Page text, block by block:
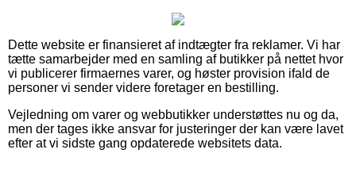
Dette website er finansieret af indtægter fra reklamer. Vi har
tætte samarbejder med en samling af butikker på nettet hvor
vi publicerer firmaernes varer, og høster provision ifald de
personer vi sender videre foretager en bestilling.
Vejledning om varer og webbutikker understøttes nu og da,
men der tages ikke ansvar for justeringer der kan være lavet
efter at vi sidste gang opdaterede websitets data.